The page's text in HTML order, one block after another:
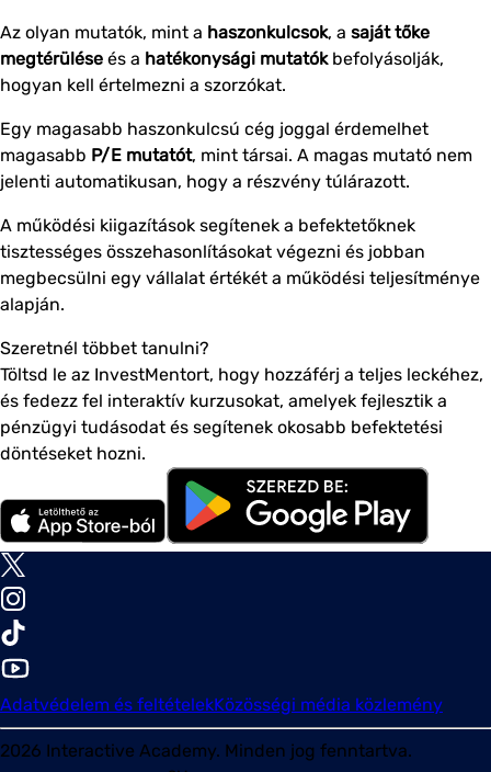
Az olyan mutatók, mint a haszonkulcsok, a saját tőke
megtérülése és a hatékonysági mutatókbefolyásolják,
hogyan kell értelmezni a szorzókat.
Egy magasabb haszonkulcsú cég joggal érdemelhet
magasabb P/E mutatót, mint társai. A magas mutató nem
jelenti automatikusan, hogy a részvény túlárazott.
A működési kiigazítások segítenek a befektetőknek
tisztességes összehasonlításokat végezni és jobban
megbecsülni egy vállalat értékét a működési teljesítménye
alapján.
Szeretnél többet tanulni?
Töltsd le az InvestMentort, hogy hozzáférj a teljes leckéhez,
és fedezz fel interaktív kurzusokat, amelyek fejlesztik a
pénzügyi tudásodat és segítenek okosabb befektetési
döntéseket hozni.
Adatvédelem és feltételekKözösségi média közlemény
2026 Interactive Academy. Minden jog fenntartva.